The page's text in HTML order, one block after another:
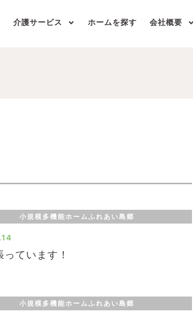
介護サービス ホームを探す 会社概要
小規模多機能ホームふれあい島郷
ています！
小規模多機能ホームふれあい島郷
ペ
ペ